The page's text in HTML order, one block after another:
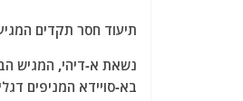
p
תיעוד חסר תקדים
בא-סויידא המניפים